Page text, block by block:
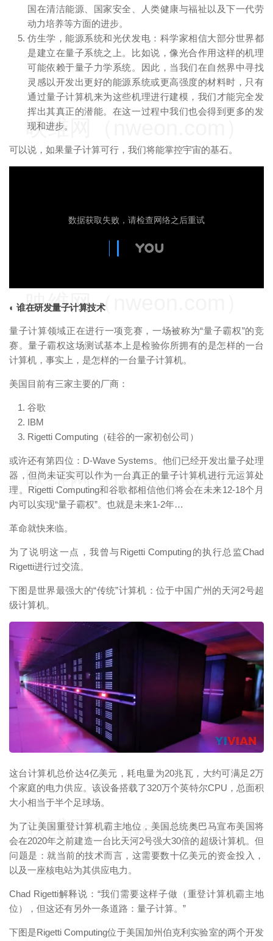
国在清洁能源、国家安全、人类健康与福祉以及下一代劳
动力培养等方面的进步。
仿生学，能源系统和光伏发电：科学家相信大部分世界都
是建立在量子系统之上。比如说，像光合作用这样的机理
可能依赖于量子力学系统。因此，当我们在自然界中寻找
灵感以开发出更好的能源系统或更高强度的材料时，只有
通过量子计算机来为这些机理进行建模，我们才能完全发
挥出其真正的潜能。在这一过程中我们也会得到更多的发
现和进步。
可以说，如果量子计算可行，我们将能掌控宇宙的基石。
◐ 谁在研发量子计算技术
量子计算领域正在进行一项竞赛，一场被称为“量子霸权”的竞
赛。量子霸权这场测试基本上是检验你所拥有的是怎样的一台
计算机，事实上，是怎样的一台量子计算机。
美国目前有三家主要的厂商：
谷歌
IBM
Rigetti Computing（硅谷的一家初创公司）
或许还有第四位：D-Wave Systems。他们已经开发出量子处理
器，但尚未证实可以作为一台真正的量子计算机进行元运算处
理。Rigetti Computing和谷歌都相信他们将会在未来12-18个月
内可以实现“量子霸权”。也就是未来1-2年…
革命就快来临。
为了说明这一点，我曾与Rigetti Computing的执行总监Chad
Rigetti进行过交流。
下图是世界最强大的“传统”计算机：位于中国广州的天河2号超
级计算机。
这台计算机总价达4亿美元，耗电量为20兆瓦，大约可满足2万
个家庭的电力供应。该设备搭载了320万个英特尔CPU，总面积
大小相当于半个足球场。
为了让美国重登计算机霸主地位，美国总统奥巴马宣布美国将
会在2020年之前建造一台比天河2号强大30倍的超级计算机。但
问题是：就当前的技术而言，这需要数十亿美元的资金投入，
以及一座核电站为其供应电力。
Chad Rigetti解释说：“我们需要这样子做（重登计算机霸主地
位），但这还有另外一条道路：量子计算。”
下图是Rigetti Computing位于美国加州伯克利实验室的两个开发
映维网（nweon.com）
映维网（nweon.com）
映维网（nweon.com）
映维网（nweon.com）
映维网（nweon.com）